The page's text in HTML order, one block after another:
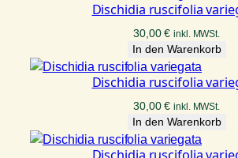
Dischidia ruscifolia
30,00€ inkl. MWSt.
In den Warenkorb
Dischidia ruscifolia
30,00€ inkl. MWSt.
In den Warenkorb